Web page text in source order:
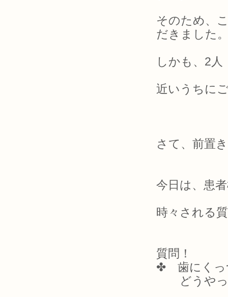
そのため、
だきました
しかも、2人
近いうちに
さて、前置
今日は、患
時々される
質問！
✤ 歯にくっ
どうやっ